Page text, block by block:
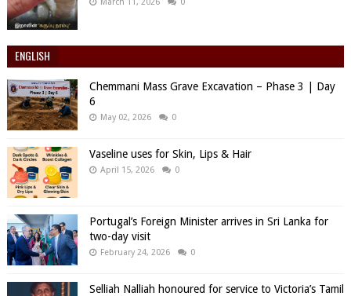
ENGLISH
Chemmani Mass Grave Excavation – Phase 3 | Day
6
May 02, 2026 0
Vaseline uses for Skin, Lips & Hair
April 15, 2026 0
Portugal’s Foreign Minister arrives in Sri Lanka for
two-day visit
February 24, 2026 0
Selliah Nalliah honoured for service to Victoria’s Tamil